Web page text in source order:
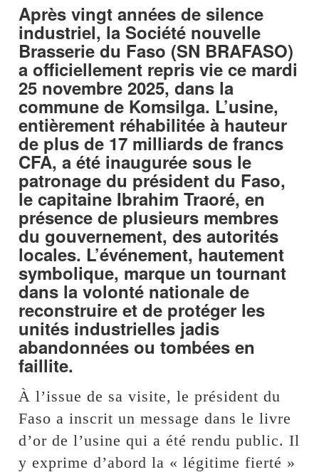
Après vingt années de silence
industriel, la Société nouvelle
Brasserie du Faso (SN BRAFASO)
a officiellement repris vie ce mardi
25 novembre 2025, dans la
commune de Komsilga. L’usine,
entièrement réhabilitée à hauteur
de plus de 17 milliards de francs
CFA, a été inaugurée sous le
patronage du président du Faso,
le capitaine Ibrahim Traoré, en
présence de plusieurs membres
du gouvernement, des autorités
locales. L’événement, hautement
symbolique, marque un tournant
dans la volonté nationale de
reconstruire et de protéger les
unités industrielles jadis
abandonnées ou tombées en
faillite.
À l’issue de sa visite, le président du
Faso a inscrit un message dans le livre
d’or de l’usine qui a été rendu public. Il
y exprime d’abord la « légitime fierté »